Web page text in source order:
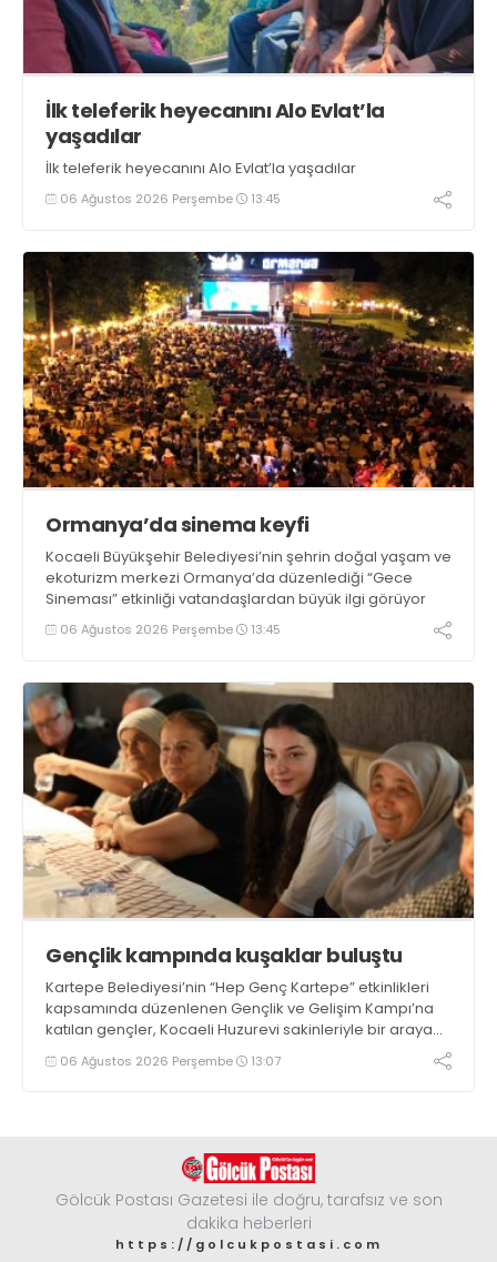
İlk teleferik heyecanını Alo Evlat’la
yaşadılar
İlk teleferik heyecanını Alo Evlat’la yaşadılar
06 Ağustos 2026 Perşembe 13:45
Ormanya’da sinema keyfi
Kocaeli Büyükşehir Belediyesi’nin şehrin doğal yaşam ve
ekoturizm merkezi Ormanya’da düzenlediği “Gece
Sineması” etkinliği vatandaşlardan büyük ilgi görüyor
06 Ağustos 2026 Perşembe 13:45
Gençlik kampında kuşaklar buluştu
Kartepe Belediyesi’nin “Hep Genç Kartepe” etkinlikleri
kapsamında düzenlenen Gençlik ve Gelişim Kampı’na
katılan gençler, Kocaeli Huzurevi sakinleriyle bir araya
geldi06 Ağustos 2026 Perşembe 13:07
Gölcük Postası Gazetesi ile doğru, tarafsız ve son
dakika heberleri
https://golcukpostasi.com